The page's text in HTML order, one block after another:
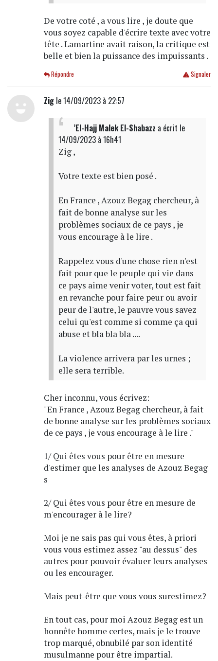
De votre coté , a vous lire , je doute que
vous soyez capable d'écrire texte avec votre
tête . Lamartine avait raison, la critique est
belle et bien la puissance des impuissants .
Signaler
Répondre
Zigle 14/09/2023 à 22:57
’El-Hajj Malek El-Shabazz a écrit le
14/09/2023 à 16h41
Zig ,
Votre texte est bien posé .
En France , Azouz Begag chercheur, à
fait de bonne analyse sur les
problèmes sociaux de ce pays , je
vous encourage à le lire .
Rappelez vous d'une chose rien n'est
fait pour que le peuple qui vie dans
ce pays aime venir voter, tout est fait
en revanche pour faire peur ou avoir
peur de l'autre, le pauvre vous savez
celui qu'est comme si comme ça qui
abuse et bla bla bla ....
La violence arrivera par les urnes ;
elle sera terrible.
Cher inconnu, vous écrivez:
"En France , Azouz Begag chercheur, à fait
de bonne analyse sur les problèmes sociaux
de ce pays , je vous encourage à le lire ."
1/ Qui êtes vous pour être en mesure
d'estimer que les analyses de Azouz Begag
s
2/ Qui êtes vous pour être en mesure de
m'encourager à le lire?
Moi je ne sais pas qui vous êtes, à priori
vous vous estimez assez "au dessus" des
autres pour pouvoir évaluer leurs analyses
ou les encourager.
Mais peut-être que vous vous surestimez?
En tout cas, pour moi Azouz Begag est un
honnête homme certes, mais je le trouve
trop marqué, obnubilé par son identité
musulmanne pour être impartial.